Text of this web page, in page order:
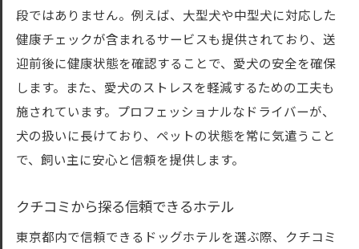
段ではありません。例えば、大型犬や中型犬に対応した
健康チェックが含まれるサービスも提供されており、送
迎前後に健康状態を確認することで、愛犬の安全を確保
します。また、愛犬のストレスを軽減するための工夫も
施されています。プロフェッショナルなドライバーが、
犬の扱いに長けており、ペットの状態を常に気遣うこと
で、飼い主に安心と信頼を提供します。
クチコミから探る信頼できるホテル
東京都内で信頼できるドッグホテルを選ぶ際、クチコミ